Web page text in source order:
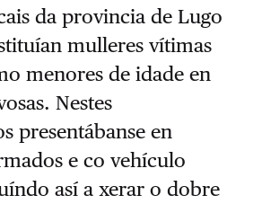
da provincia de Lugo
mulleres vítimas
menores de idade en
Nestes
presentábanse en
e co vehículo
así a xerar o dobre